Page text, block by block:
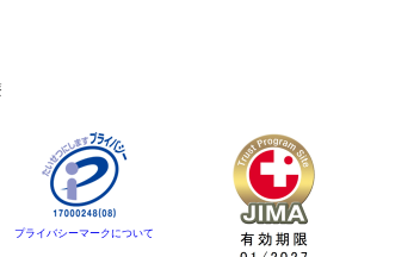
プライバシーマークについて